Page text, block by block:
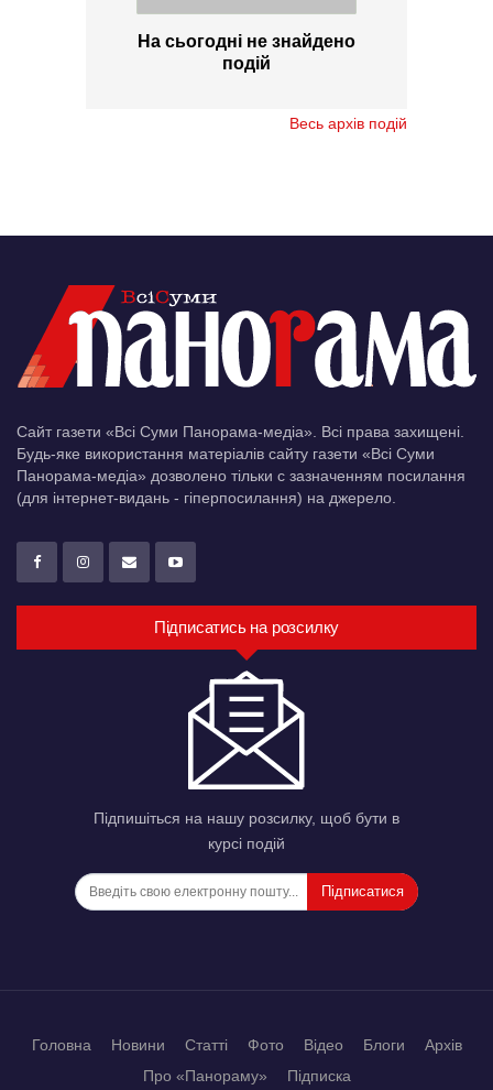
На сьогодні не знайдено
подій
Весь архів подій
Сайт газети «Всі Суми Панорама-медіа». Всі права захищені.
Будь-яке використання матеріалів сайту газети «Всі Суми
Панорама-медіа» дозволено тільки c зазначенням посилання
(для інтернет-видань - гіперпосилання) на джерело.
Підписатись на розсилку
Підпишіться на нашу розсилку, щоб бути в
курсі подій
Підписатися
Головна Новини Статті Фото Відео Блоги
Архів
Про «Панораму»
Підписка